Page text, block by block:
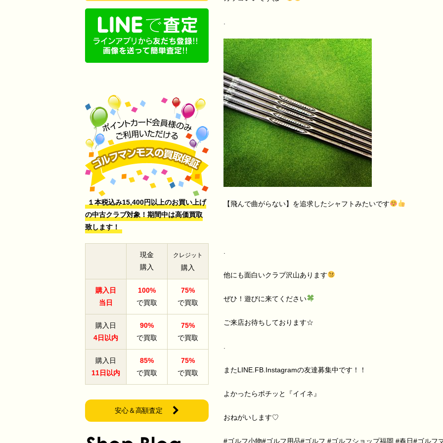
【飛んで曲がらない】を追求したシャフトみたいです
他にも面白いクラブ沢山あります
ぜひ！遊びに来てください
ご来店お待ちしております☆
またLINE.FB.Instagramの友達募集中です！！
よかったらポチッと『イイネ』
おねがいします♡
#ゴルフ小物#ゴルフ用品#ゴルフ #ゴルフショップ福岡 #春日#ゴルフ
１本税込み15,400円以上のお買い上げ
の中古クラブ対象！期間中は高価買取
致します！
現金
購入
クレジット
購入
購入日
当日
100%
で買取
75%
で買取
購入日
4日以内
90%
で買取
75%
で買取
購入日
11日以内
85%
で買取
75%
で買取
安心＆高額査定